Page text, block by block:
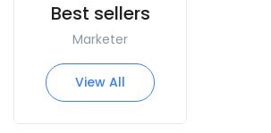
Best sellers
Marketer
View All